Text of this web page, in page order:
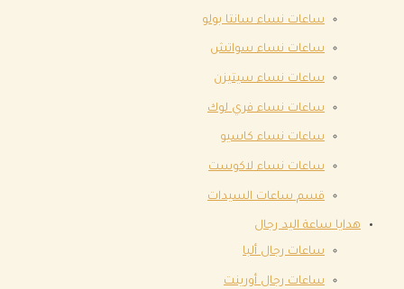
ساعات نساء سانتا بولو
ساعات نساء سواتش
ساعات نساء سيتيزن
ساعات نساء فري لوك
ساعات نساء كاسيو
ساعات نساء لاكوست
قسم ساعات السيدات
هدايا ساعة اليد رجال
ساعات رجال ألبا
ساعات رجال أورينت